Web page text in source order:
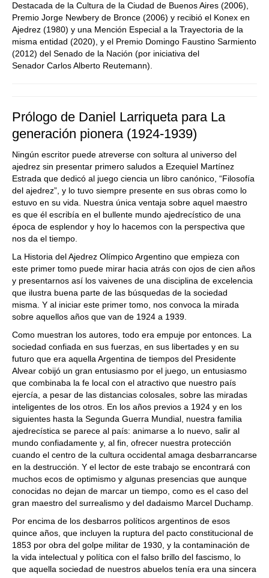
Destacada de la Cultura de la Ciudad de Buenos Aires (2006),
Premio Jorge Newbery de Bronce (2006) y recibió el Konex en
Ajedrez (1980) y una Mención Especial a la Trayectoria de la
misma entidad (2020), y el Premio Domingo Faustino Sarmiento
(2012) del Senado de la Nación (por iniciativa del
Senador Carlos Alberto Reutemann).
Prólogo de Daniel Larriqueta para La
generación pionera (1924-1939)
Ningún escritor puede atreverse con soltura al universo del
ajedrez sin presentar primero saludos a Ezequiel Martínez
Estrada que dedicó al juego ciencia un libro canónico, “Filosofía
del ajedrez”, y lo tuvo siempre presente en sus obras como lo
estuvo en su vida. Nuestra única ventaja sobre aquel maestro
es que él escribía en el bullente mundo ajedrecístico de una
época de esplendor y hoy lo hacemos con la perspectiva que
nos da el tiempo.
La Historia del Ajedrez Olímpico Argentino que empieza con
este primer tomo puede mirar hacia atrás con ojos de cien años
y presentarnos así los vaivenes de una disciplina de excelencia
que ilustra buena parte de las búsquedas de la sociedad
misma. Y al iniciar este primer tomo, nos convoca la mirada
sobre aquellos años que van de 1924 a 1939.
Como muestran los autores, todo era empuje por entonces. La
sociedad confiada en sus fuerzas, en sus libertades y en su
futuro que era aquella Argentina de tiempos del Presidente
Alvear cobijó un gran entusiasmo por el juego, un entusiasmo
que combinaba la fe local con el atractivo que nuestro país
ejercía, a pesar de las distancias colosales, sobre las miradas
inteligentes de los otros. En los años previos a 1924 y en los
siguientes hasta la Segunda Guerra Mundial, nuestra familia
ajedrecística se parece al país: animarse a lo nuevo, salir al
mundo confiadamente y, al fin, ofrecer nuestra protección
cuando el centro de la cultura occidental amaga desbarrancarse
en la destrucción. Y el lector de este trabajo se encontrará con
muchos ecos de optimismo y algunas presencias que aunque
conocidas no dejan de marcar un tiempo, como es el caso del
gran maestro del surrealismo y del dadaismo Marcel Duchamp.
Por encima de los desbarros políticos argentinos de esos
quince años, que incluyen la ruptura del pacto constitucional de
1853 por obra del golpe militar de 1930, y la contaminación de
la vida intelectual y política con el falso brillo del fascismo, lo
que aquella sociedad de nuestros abuelos tenía era una sincera